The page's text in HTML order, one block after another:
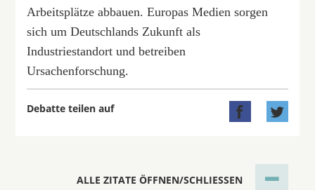
Arbeitsplätze abbauen. Europas Medien sorgen
sich um Deutschlands Zukunft als
Industriestandort und betreiben
Ursachenforschung.
Debatte teilen auf  
ALLE ZITATE ÖFFNEN/SCHLIESSEN